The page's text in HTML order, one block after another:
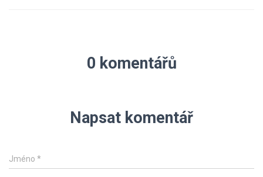
0 komentářů
Napsat komentář
Jméno *